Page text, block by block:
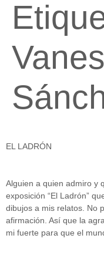
EL LADRÓN
Alguien a quien admiro y
exposición “El Ladrón”
dibujos a mis relatos. No
afirmación. Así que la
mi fuerte para que el